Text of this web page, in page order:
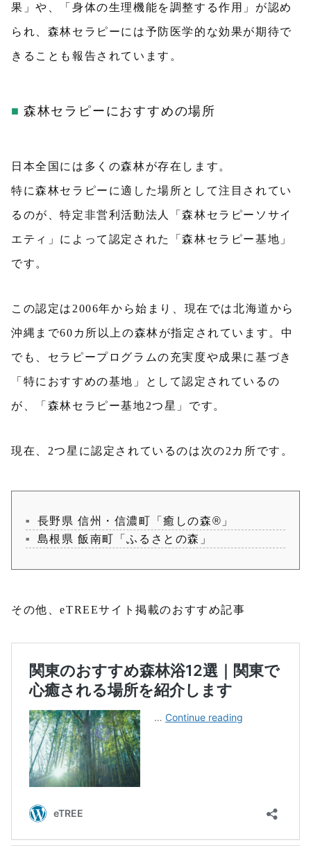
果」や、「身体の生理機能を調整する作用」が認め
られ、森林セラピーには予防医学的な効果が期待で
きることも報告されています。
森林セラピーにおすすめの場所
日本全国には多くの森林が存在します。
特に森林セラピーに適した場所として注目されてい
るのが、特定非営利活動法人「森林セラピーソサイ
エティ」によって認定された「森林セラピー基地」
です。
この認定は2006年から始まり、現在では北海道から
沖縄まで60カ所以上の森林が指定されています。中
でも、セラピープログラムの充実度や成果に基づき
「特におすすめの基地」として認定されているの
が、「森林セラピー基地2つ星」です。
現在、2つ星に認定されているのは次の2カ所です。
長野県 信州・信濃町「癒しの森®」
島根県 飯南町「ふるさとの森」
その他、eTREEサイト掲載のおすすめ記事